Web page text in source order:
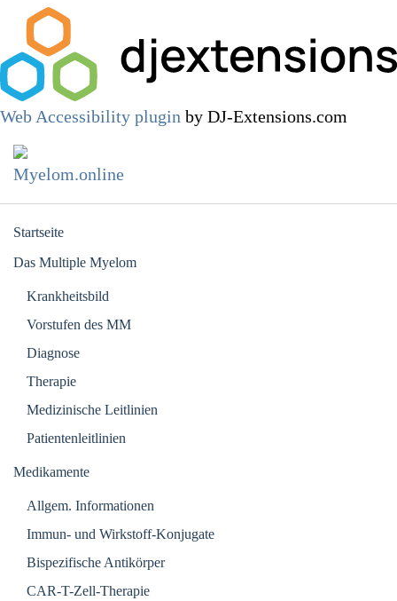
Web Accessibility plugin by DJ-Extensions.com
Startseite
Das Multiple Myelom
Krankheitsbild
Vorstufen des MM
Diagnose
Therapie
Medizinische Leitlinien
Patientenleitlinien
Medikamente
Allgem. Informationen
Immun- und Wirkstoff-Konjugate
Bispezifische Antikörper
CAR-T-Zell-Therapie